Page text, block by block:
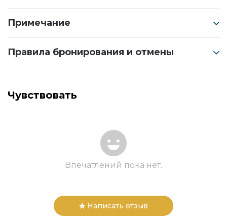
Примечание
Правила бронирования и отмены
Чувствовать
Впечатлений пока нет.
Написать отзыв